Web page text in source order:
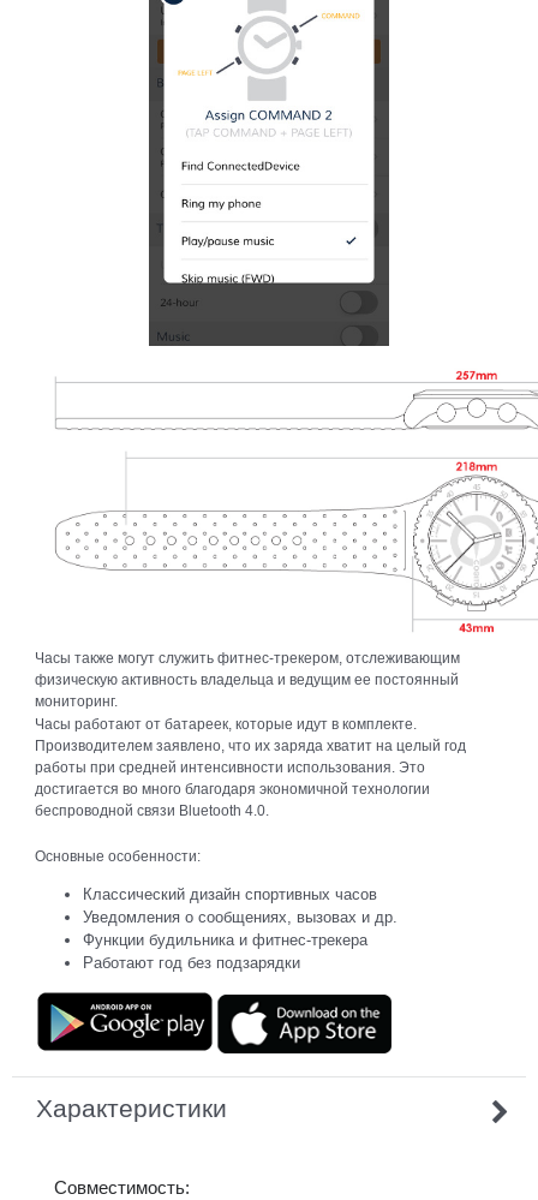
Часы также могут служить фитнес-трекером, отслеживающим
физическую активность владельца и ведущим ее постоянный
мониторинг.
Часы работают от батареек, которые идут в комплекте.
Производителем заявлено, что их заряда хватит на целый год
работы при средней интенсивности использования. Это
достигается во много благодаря экономичной технологии
беспроводной связи Bluetooth 4.0.
Основные особенности:
Классический дизайн спортивных часов
Уведомления о сообщениях, вызовах и др.
Функции будильника и фитнес-трекера
Работают год без подзарядки
Характеристики
Совместимость: